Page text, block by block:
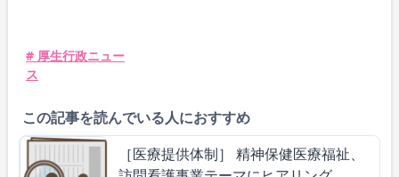
# 厚生行政ニュー
ス
この記事を読んでいる人におすすめ
［医療提供体制］ 精神保健医療福祉、